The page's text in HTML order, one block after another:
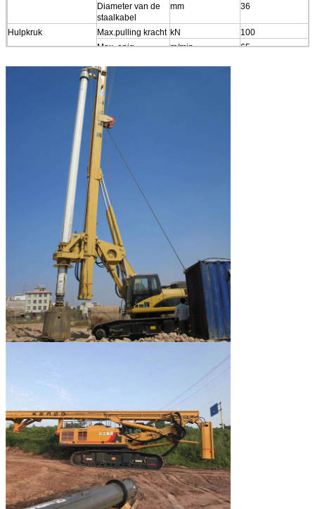
Diameter van de
staalkabel
mm 36
Hulpkruk Max.pulling kracht kN
100
Max. enig-
m/min 65
Diameter van de
staalkabel
Linker/juiste
neiging van mast
Voor/achterneiging
van mast
zwenkende hoek
Max. reizende
snelheid van de
algemene eenheid
Max. beklimbare
gradiënt van de
algemene eenheid
Breedte van
kruippakjeplaat
mm
Externe breedte
van kruippakje
(min. - maximum.)
Centrumafstand
tussen twee
longitudinale
mm